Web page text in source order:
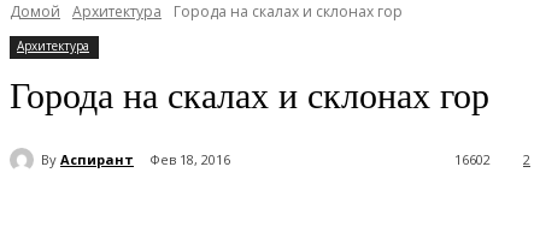
Домой Архитектура Города на скалах и склонах гор
Архитектура
Города на скалах и склонах гор
By Аспирант Фев 18, 2016 2
16602